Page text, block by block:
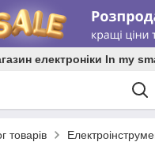
електроніки In my
товарів